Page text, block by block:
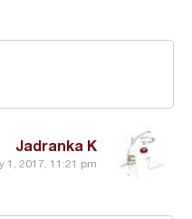
Jadranka K
1, 2017, 11:21 pm